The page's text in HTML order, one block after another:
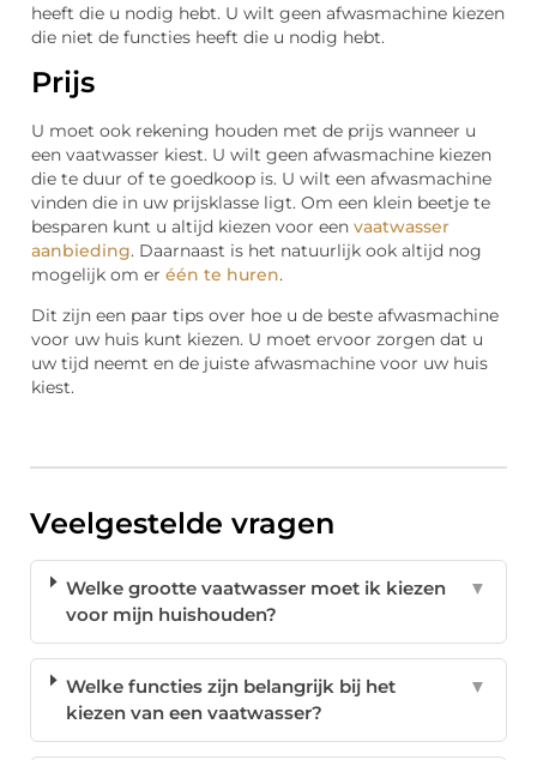
heeft die u nodig hebt. U wilt geen afwasmachine kiezen
die niet de functies heeft die u nodig hebt.
Prijs
U moet ook rekening houden met de prijs wanneer u
een vaatwasser kiest. U wilt geen afwasmachine kiezen
die te duur of te goedkoop is. U wilt een afwasmachine
vinden die in uw prijsklasse ligt. Om een klein beetje te
besparen kunt u altijd kiezen voor een vaatwasser
aanbieding. Daarnaast is het natuurlijk ook altijd nog
mogelijk om er één te huren.
Dit zijn een paar tips over hoe u de beste afwasmachine
voor uw huis kunt kiezen. U moet ervoor zorgen dat u
uw tijd neemt en de juiste afwasmachine voor uw huis
kiest.
Veelgestelde vragen
Welke grootte vaatwasser moet ik kiezen
voor mijn huishouden?
▼
Welke functies zijn belangrijk bij het
kiezen van een vaatwasser?
▼